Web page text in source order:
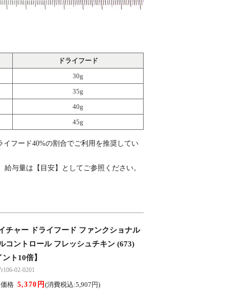
ドライフード
30g
35g
40g
45g
フード40%の割合でご利用を推奨してい
与量は【目安】としてご参照ください。
チャー ドライフード ファンクショナル
コントロール フレッシュチキン (673)
ト10倍】
02-0201
格 5,370円(消費税込:5,907円)